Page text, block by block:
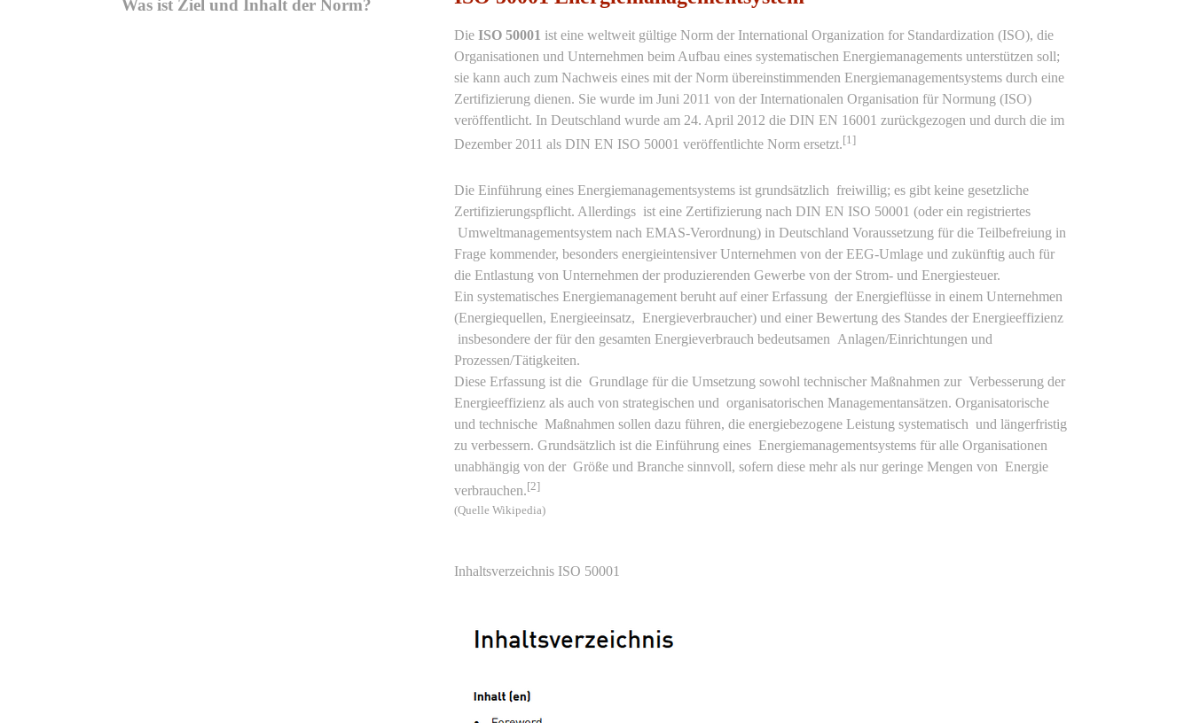
Was ist Ziel und Inhalt der Norm?
Die ISO 50001 ist eine weltweit gültige Norm der International Organization for Standardization (ISO), die
Organisationen und Unternehmen beim Aufbau eines systematischen Energiemanagements unterstützen soll;
sie kann auch zum Nachweis eines mit der Norm übereinstimmenden Energiemanagementsystems durch eine
Zertifizierung dienen. Sie wurde im Juni 2011 von der Internationalen Organisation für Normung (ISO)
veröffentlicht. In Deutschland wurde am 24. April 2012 die DIN EN 16001 zurückgezogen und durch die im
Dezember 2011 als DIN EN ISO 50001 veröffentlichte Norm ersetzt.[1]
Die Einführung eines Energiemanagementsystems ist grundsätzlich freiwillig; es gibt keine gesetzliche
Zertifizierungspflicht. Allerdings ist eine Zertifizierung nach DIN EN ISO 50001 (oder ein registriertes
Umweltmanagementsystem nach EMAS-Verordnung) in Deutschland Voraussetzung für die Teilbefreiung in
Frage kommender, besonders energieintensiver Unternehmen von der EEG-Umlage und zukünftig auch für
die Entlastung von Unternehmen der produzierenden Gewerbe von der Strom- und Energiesteuer.
Ein systematisches Energiemanagement beruht auf einer Erfassung der Energieflüsse in einem Unternehmen
(Energiequellen, Energieeinsatz, Energieverbraucher) und einer Bewertung des Standes der Energieeffizienz
insbesondere der für den gesamten Energieverbrauch bedeutsamen Anlagen/Einrichtungen und
Prozessen/Tätigkeiten.
Diese Erfassung ist die Grundlage für die Umsetzung sowohl technischer Maßnahmen zur Verbesserung der
Energieeffizienz als auch von strategischen und organisatorischen Managementansätzen. Organisatorische
und technische Maßnahmen sollen dazu führen, die energiebezogene Leistung systematisch und längerfristig
zu verbessern. Grundsätzlich ist die Einführung eines Energiemanagementsystems für alle Organisationen
unabhängig von der Größe und Branche sinnvoll, sofern diese mehr als nur geringe Mengen von Energie
verbrauchen.[2]
(Quelle Wikipedia)
Inhaltsverzeichnis ISO 50001